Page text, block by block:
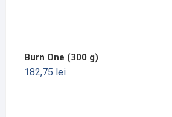
Burn One (300 g)
182,75 lei